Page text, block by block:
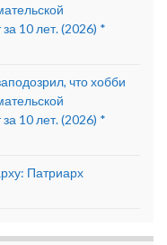
10 лет. (2026) *
что хобби
10 лет. (2026) *
Патриарх